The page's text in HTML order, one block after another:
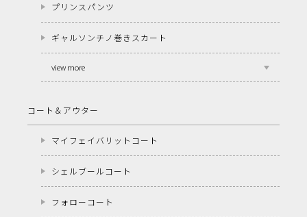
プリンスパンツ
ギャルソンチノ巻きスカート
view more
コート＆アウター
マイフェイバリットコート
シェルブールコート
フォローコート